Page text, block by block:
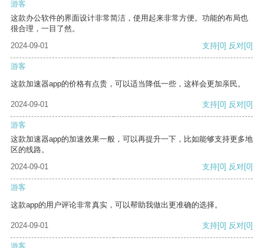
游客
这款办公软件的界面设计非常简洁，使用起来非常方便。功能的布局也
很合理，一目了然。
2024-09-01
支持[0] 反对[0]
游客
这款加速器app的价格有点贵，可以适当降低一些，这样会更加亲民。
2024-09-01 支持[0] 反对[0]
游客
这款加速器app的加速效果一般，可以再提升一下，比如能够支持更多地
区的线路。
2024-09-01
支持[0] 反对[0]
游客
这款app的用户评论非常真实，可以帮助我做出更准确的选择。
2024-09-01 支持[0] 反对[0]
游客